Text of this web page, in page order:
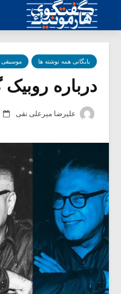
بایگانی همه نوشته ها موسیقی
درباره روبیک
علیرضا میرعلی نقی